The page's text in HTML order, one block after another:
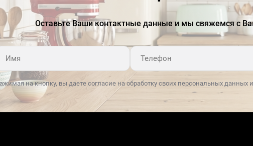
Оставьте Ваши контактные данные и мы свяжемся с
на кнопку, вы даете согласие на обработку своих персональных данных